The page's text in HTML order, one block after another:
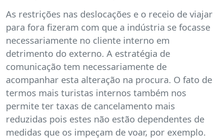
As restrições nas deslocações e o receio de viajar
para fora fizeram com que a indústria se focasse
necessariamente no cliente interno em
detrimento do externo. A estratégia de
comunicação tem necessariamente de
acompanhar esta alteração na procura. O fato de
termos mais turistas internos também nos
permite ter taxas de cancelamento mais
reduzidas pois estes não estão dependentes de
medidas que os impeçam de voar, por exemplo.